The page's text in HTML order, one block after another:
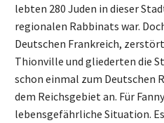
lebten 280 Juden in dieser
regionalen Rabbinats war.
Deutschen Frankreich,
Thionville und gliederten die
schon einmal zum Deutschen
dem Reichsgebiet an. Für
lebensgefährliche Situation.